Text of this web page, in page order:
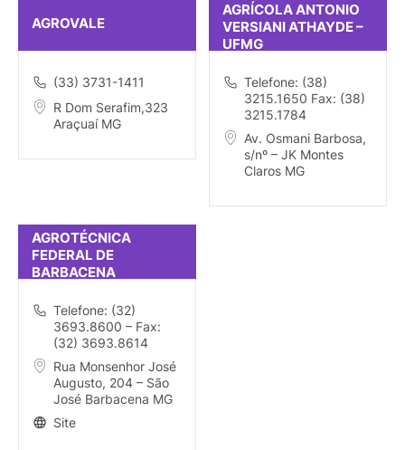
AGROVALE
(33) 3731-1411
R Dom Serafim,323
Araçuaí MG
AGRÍCOLA ANTONIO
VERSIANI ATHAYDE –
UFMG
Telefone: (38)
3215.1650 Fax: (38)
3215.1784
Av. Osmani Barbosa,
s/nº – JK Montes
Claros MG
AGROTÉCNICA
FEDERAL DE
BARBACENA
Telefone: (32)
3693.8600 – Fax:
(32) 3693.8614
Rua Monsenhor José
Augusto, 204 – São
José Barbacena MG
Site